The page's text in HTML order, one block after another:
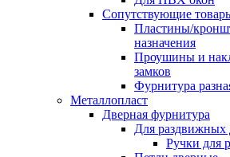
Сопутствующие
Пластины/
назначения
Проушины и
замков
Фурнитура
Металлопласт
Дверная фурнитура
Для раздвижных
Ручки для